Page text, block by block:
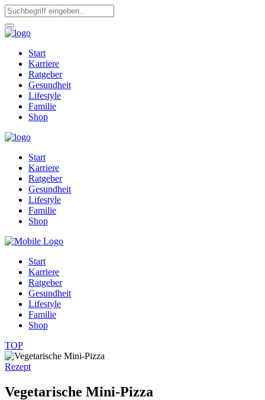
Start
Karriere
Ratgeber
Gesundheit
Lifestyle
Familie
Shop
Start
Karriere
Ratgeber
Gesundheit
Lifestyle
Familie
Shop
Start
Karriere
Ratgeber
Gesundheit
Lifestyle
Familie
Shop
TOP
Rezept
Vegetarische Mini-Pizza